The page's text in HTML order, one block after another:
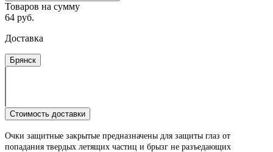
Товаров на сумму
64 руб.
Доставка
Брянск
Стоимость доставки
Очки защитные закрытые предназначены для защиты глаз от
попадания твердых летящих частиц и брызг не разъедающих